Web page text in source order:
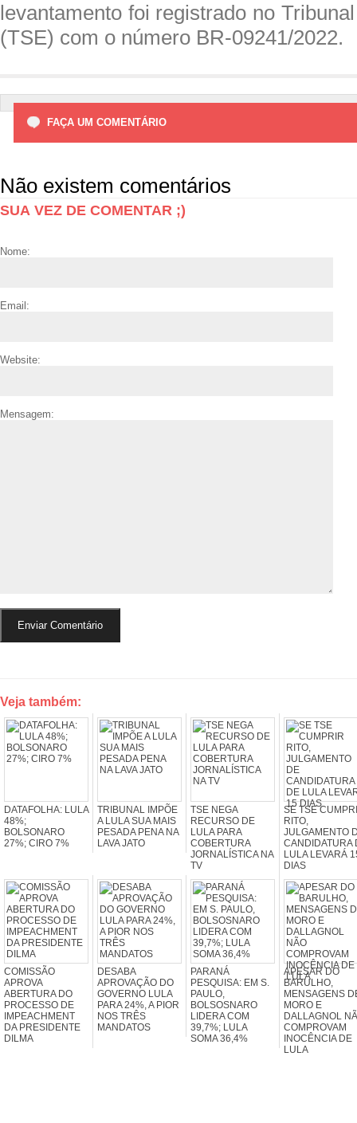
levantamento foi registrado no
(TSE) com o número BR-09241/2022.
FAÇA UM COMENTÁRIO
Não existem comentários
SUA VEZ DE COMENTAR ;)
Nome:
Email:
Website:
Mensagem:
Veja também:
DATAFOLHA: LULA
48%;
BOLSONARO
27%; CIRO 7%
TRIBUNAL IMPÕE
A LULA SUA MAIS
PESADA PENA NA
LAVA JATO
TSE NEGA
RECURSO DE
LULA PARA
COBERTURA
JORNALÍSTICA NA
TV
SE TSE
RITO,
JULGAMENTO
CANDIDATURA
LULA LEVARÁ
DIAS
COMISSÃO
APROVA
ABERTURA DO
PROCESSO DE
IMPEACHMENT
DA PRESIDENTE
DILMA
DESABA
APROVAÇÃO DO
GOVERNO LULA
PARA 24%, A PIOR
NOS TRÊS
MANDATOS
PARANÁ
PESQUISA: EM S.
PAULO,
BOLSOSNARO
LIDERA COM
39,7%; LULA
SOMA 36,4%
APESAR DO
BARULHO,
MENSAGENS
MORO E
DALLAGNOL
COMPROVAM
INOCÊNCIA DE
LULA